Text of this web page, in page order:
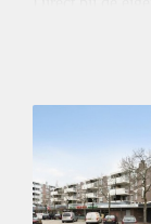
Niet mogelijk
Inkomen eis
3,2 X
Huurtermijn